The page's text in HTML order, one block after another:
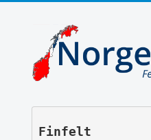
Finfelt